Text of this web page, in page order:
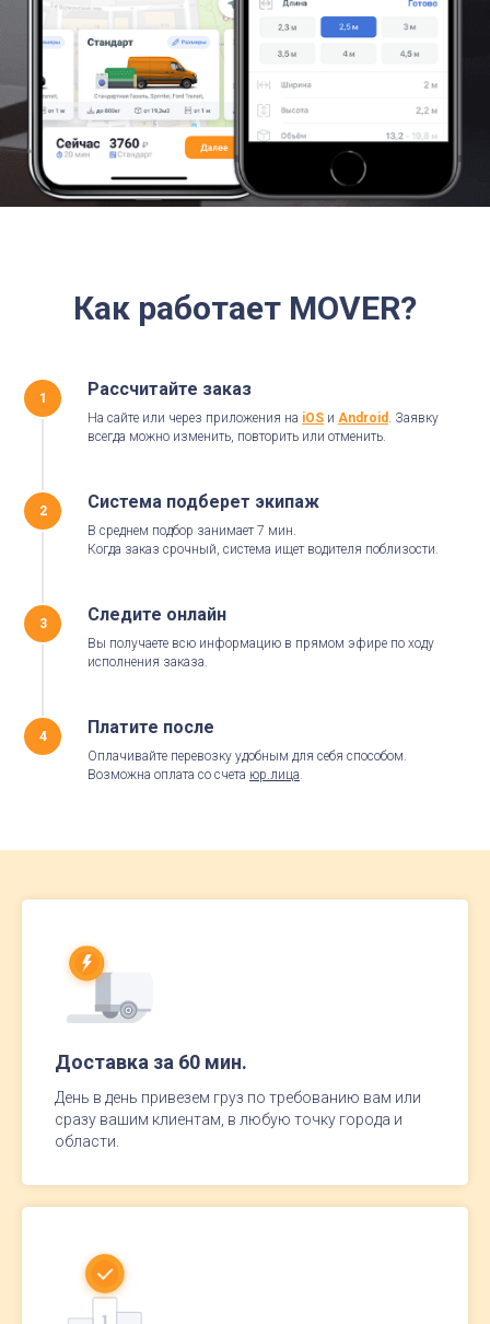
Как работает MOVER?
1 Рассчитайте заказ
На сайте или через приложения на iOS и Android . Заявку
всегда можно изменить, повторить или отменить.
2 Система подберет экипаж
В среднем подбор занимает 7 мин.
Когда заказ срочный, система ищет водителя поблизости.
3 Следите онлайн
Вы получаете всю информацию в прямом эфире по ходу
исполнения заказа.
4 Платите после
Оплачивайте перевозку удобным для себя способом.
Возможна оплата со счета юр.лица.
Доставка за 60 мин.
День в день привезем груз по требованию вам или
сразу вашим клиентам, в любую точку города и
области.